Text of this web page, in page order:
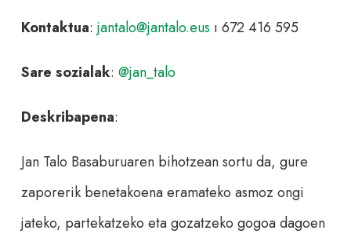
Kontaktua: jantalo@jantalo.eus ı 672 416 595
Sare sozialak: @jan_talo
Deskribapena:
Jan Talo Basaburuaren bihotzean sortu da, gure
zaporerik benetakoena eramateko asmoz ongi
jateko, partekatzeko eta gozatzeko gogoa dagoen